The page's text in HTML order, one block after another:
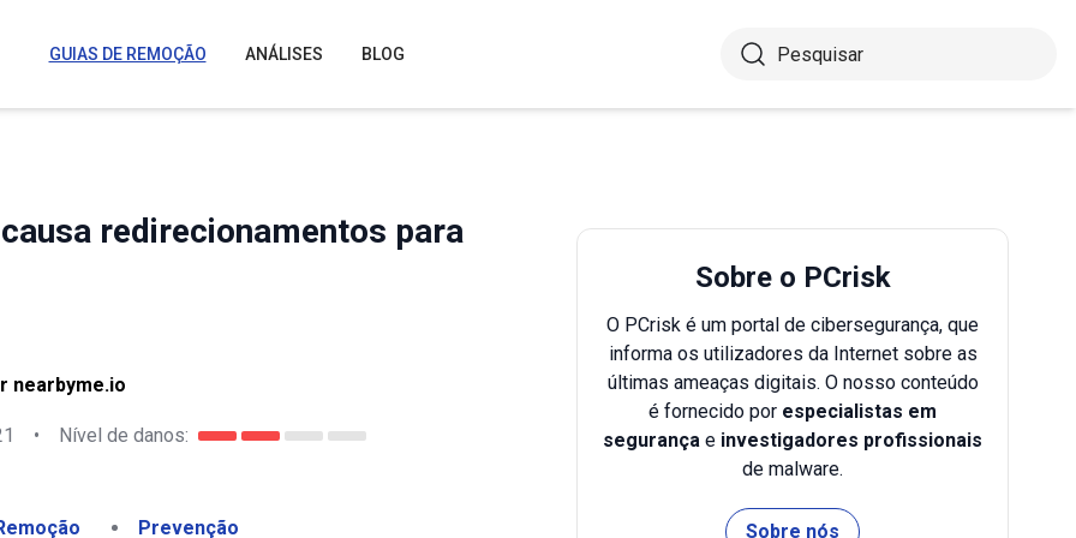
GUIAS DE REMOÇÃO ANÁLISES BLOG
redirecionamentos para
nearbyme.io
• Nível de danos:
Prevenção
Sobre o PCrisk
O PCrisk é um portal de cibersegurança, que
informa os utilizadores da Internet sobre as
últimas ameaças digitais. O nosso conteúdo
é fornecido por especialistas em
segurança e investigadores profissionais
de malware.
Sobre nós